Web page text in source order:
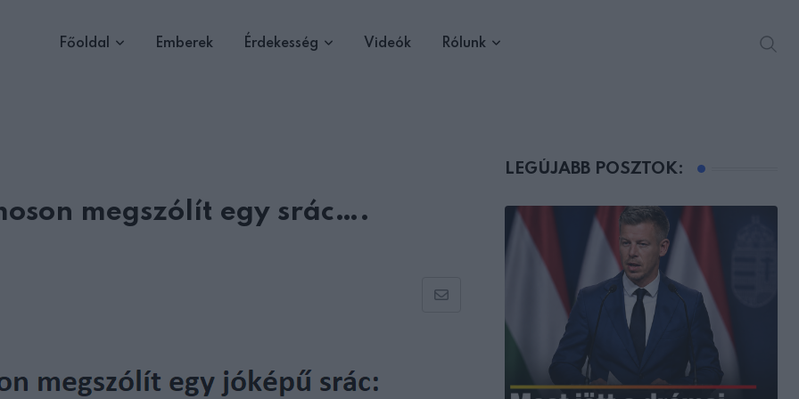
Főoldal Emberek Érdekesség Videók Rólunk
megszólít egy srác….
Share
LEGÚJABB POSZTOK: